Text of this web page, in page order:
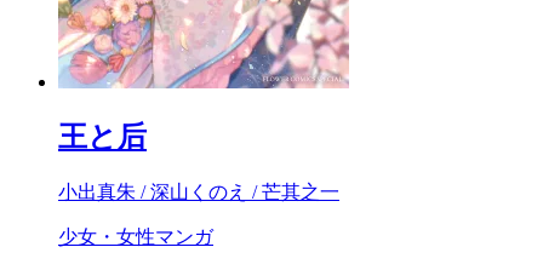
王と后
小出真朱 / 深山くのえ / 芒其之一
少女・女性マンガ